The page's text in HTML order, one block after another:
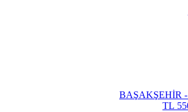
- BAŞAKŞEHİR